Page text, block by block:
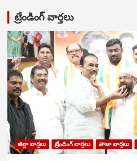
ట్రేండింగ్ వార్తలు
జిల్లా వార్తలు ట్రేండింగ్ వార్తలు తాజా వార్తలు